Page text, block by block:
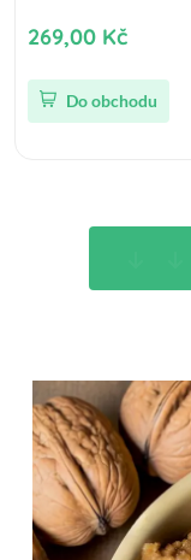
269,00 Kč
Do obchodu